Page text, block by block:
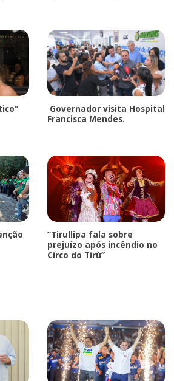
Governador visita Hospital
Francisca Mendes.
“Tirullipa fala sobre
prejuízo após incêndio no
Circo do Tirú”